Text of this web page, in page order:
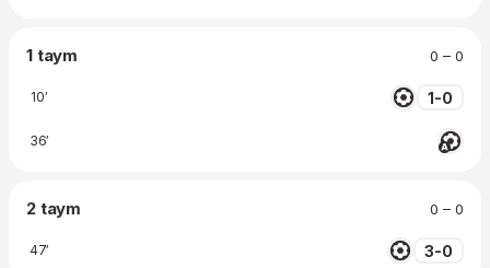
1 taym 0 – 0
10′ 1-0
36′
2 taym 0 – 0
47′ 3-0